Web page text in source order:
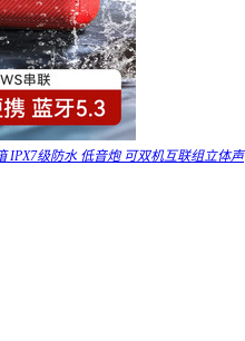
IPX7级防水 低音炮 可双机互联组立体声